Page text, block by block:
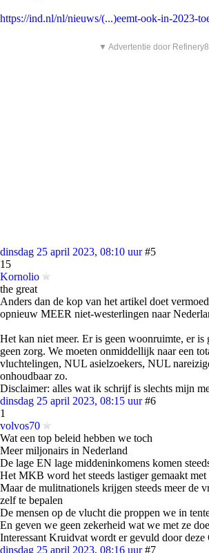
https://ind.nl/nl/nieuws/(...)eemt-ook-in-2023-
▼ Advertentie door
dinsdag 25 april 2023, 08:10 uur #5
15
Kornolio
the great
Anders dan de kop van het artikel doet
opnieuw MEER niet-westerlingen naar
Het kan niet meer. Er is geen woonruimte, er is
geen zorg. We moeten onmiddellijk naar een
vluchtelingen, NUL asielzoekers, NUL
onhoudbaar zo.
Disclaimer: alles wat ik schrijf is slechts mijn
dinsdag 25 april 2023, 08:15 uur #6
1
volvos70
Wat een top beleid hebben we toch
Meer miljonairs in Nederland
De lage EN lage middeninkomens komen
Het MKB word het steeds lastiger gemaakt
Maar de mulitnationels krijgen steeds meer de
zelf te bepalen
De mensen op de vlucht die proppen we in
En geven we geen zekerheid wat we met ze
Interessant Kruidvat wordt er gevuld door deze
dinsdag 25 april 2023, 08:16 uur #7